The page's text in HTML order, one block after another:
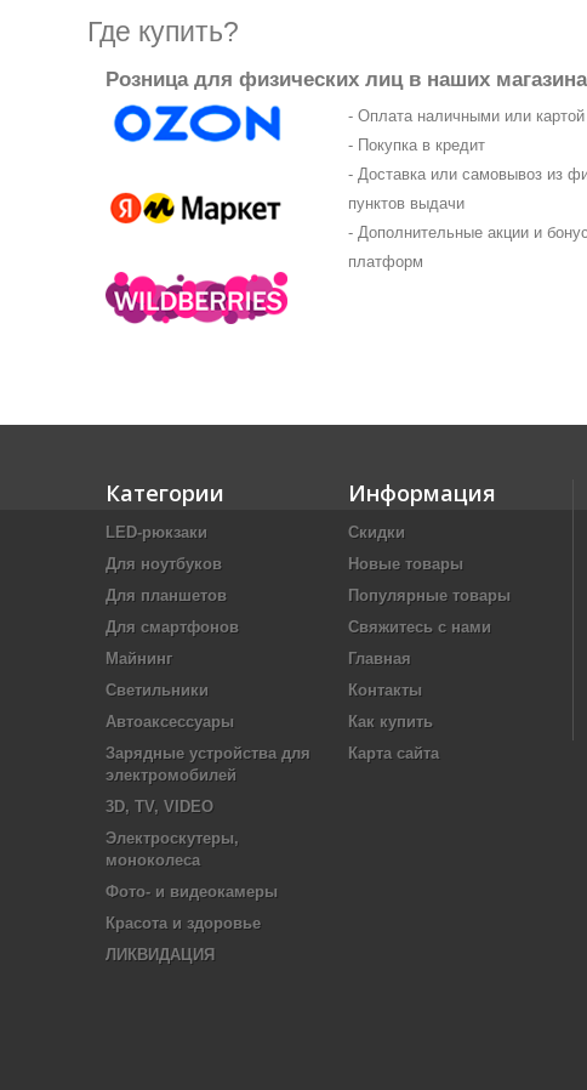
Где купить?
Розница для физических лиц в наших
- Оплата наличными или картой
- Покупка в кредит
- Доставка или самовывоз из
пунктов выдачи
- Дополнительные акции и
платформ
Категории
LED-рюкзаки
Для ноутбуков
Для планшетов
Для смартфонов
Майнинг
Светильники
Автоаксессуары
Зарядные устройства для
электромобилей
3D, TV, VIDEO
Электроскутеры,
моноколеса
Фото- и видеокамеры
Красота и здоровье
ЛИКВИДАЦИЯ
Информация
Скидки
Новые товары
Популярные товары
Свяжитесь с нами
Главная
Контакты
Как купить
Карта сайта